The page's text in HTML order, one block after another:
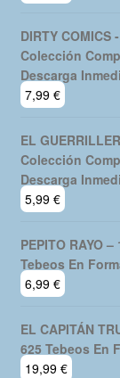
DIRTY
Colección
Descarga
7,99 €
EL
Colección
Descarga
5,99 €
PEPITO RAYO
Tebeos En
6,99 €
EL CAPITÁN
625 Tebeos En
19,99 €